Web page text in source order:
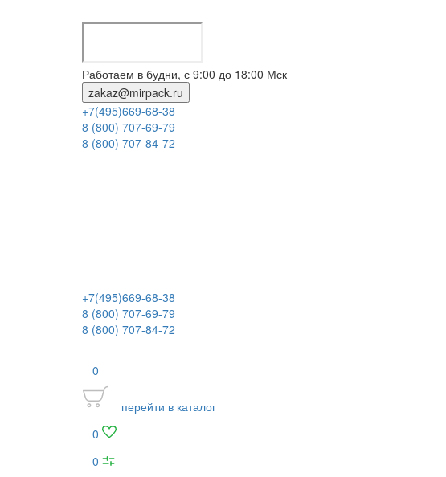
Работаем в будни, с 9:00 до 18:00 Мск
zakaz@mirpack.ru
+7(495)669-68-38
8 (800) 707-69-79
8 (800) 707-84-72
+7(495)669-68-38
8 (800) 707-69-79
8 (800) 707-84-72
0
перейти в каталог
0
0